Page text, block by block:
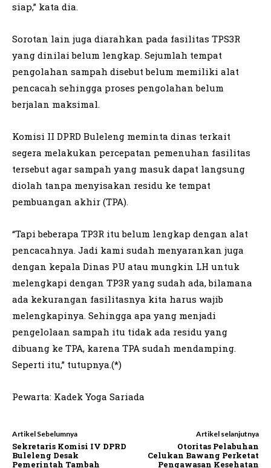
siap,” kata dia.
Sorotan lain juga diarahkan pada fasilitas TPS3R
yang dinilai belum lengkap. Sejumlah tempat
pengolahan sampah disebut belum memiliki alat
pencacah sehingga proses pengolahan belum
berjalan maksimal.
Komisi II DPRD Buleleng meminta dinas terkait
segera melakukan percepatan pemenuhan fasilitas
tersebut agar sampah yang masuk dapat langsung
diolah tanpa menyisakan residu ke tempat
pembuangan akhir (TPA).
“Tapi beberapa TP3R itu belum lengkap dengan alat
pencacahnya. Jadi kami sudah menyarankan juga
dengan kepala Dinas PU atau mungkin LH untuk
melengkapi dengan TP3R yang sudah ada, bilamana
ada kekurangan fasilitasnya kita harus wajib
melengkapinya. Sehingga apa yang menjadi
pengelolaan sampah itu tidak ada residu yang
dibuang ke TPA, karena TPA sudah mendamping.
Seperti itu,” tutupnya.(*)
Pewarta: Kadek Yoga Sariada
Artikel Sebelumnya
Sekretaris Komisi IV DPRD
Buleleng Desak
Pemerintah Tambah
Artikel selanjutnya
Otoritas Pelabuhan
Celukan Bawang Perketat
Pengawasan Kesehatan